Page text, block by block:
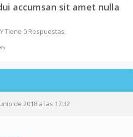
accumsan sit amet nulla
Tiene 0 Respuestas.
de 2018 a las 17:32